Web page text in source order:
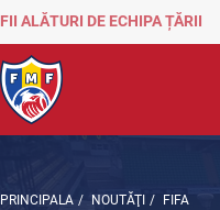
FII ALĂTURI DE ECHIPA ȚĂRII
PRINCIPALA / NOUTĂŢI / FIFA